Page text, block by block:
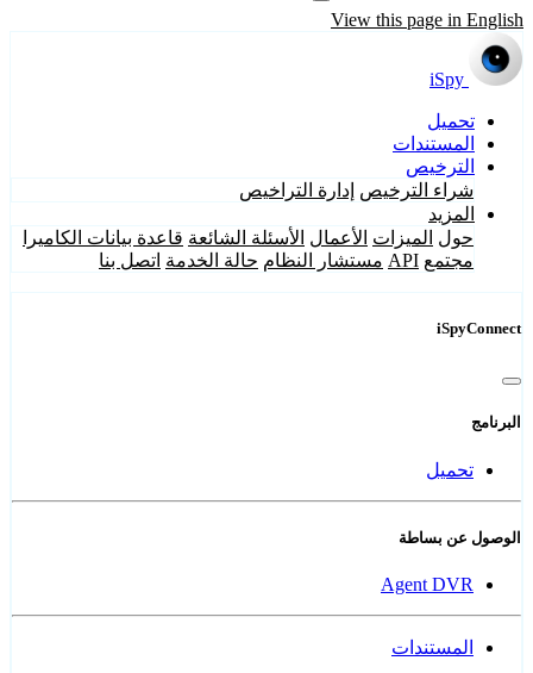
View this page in English
iSpy
تحميل
المستندات
الترخيص
شراء الترخيص إدارة التراخيص
المزيد
حول الميزات الأعمال الأسئلة الشائعة قاعدة بيانات الكاميرا
مجتمع API مستشار النظام حالة الخدمة اتصل بنا
iSpyConnect
البرنامج
تحميل
الوصول عن بساطة
Agent DVR
المستندات